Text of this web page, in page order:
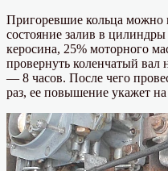
Пригоревшие кольца можно
состояние залив в
керосина, 25% моторного
провернуть коленчатый вал
— 8 часов. После чего
раз, ее повышение укажет на